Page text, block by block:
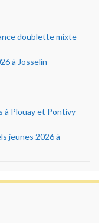
doublette mixte
à Josselin
à Plouay et Pontivy
jeunes 2026 à